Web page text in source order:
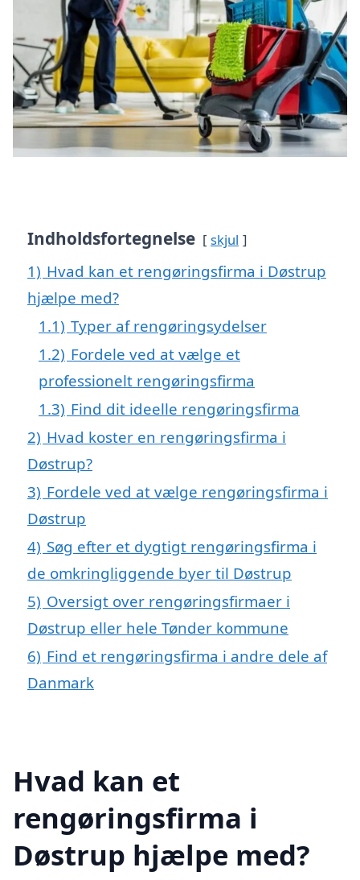
Indholdsfortegnelse skjul
1) Hvad kan et rengøringsfirma i Døstrup
hjælpe med?
1.1) Typer af rengøringsydelser
1.2) Fordele ved at vælge et
professionelt rengøringsfirma
1.3) Find dit ideelle rengøringsfirma
2) Hvad koster en rengøringsfirma i
Døstrup?
3) Fordele ved at vælge rengøringsfirma i
Døstrup
4) Søg efter et dygtigt rengøringsfirma i
de omkringliggende byer til Døstrup
5) Oversigt over rengøringsfirmaer i
Døstrup eller hele Tønder kommune
6) Find et rengøringsfirma i andre dele af
Danmark
Hvad kan et
rengøringsfirma i
Døstrup hjælpe med?